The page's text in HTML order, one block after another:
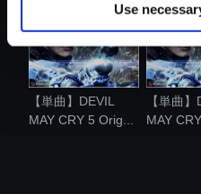
Use
【単曲】DEVIL
MAY CRY 5 Orig...
【単曲】
MAY